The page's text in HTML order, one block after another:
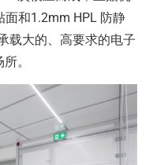
面和1.2mm HPL 防静
载大的、高要求的电子
。